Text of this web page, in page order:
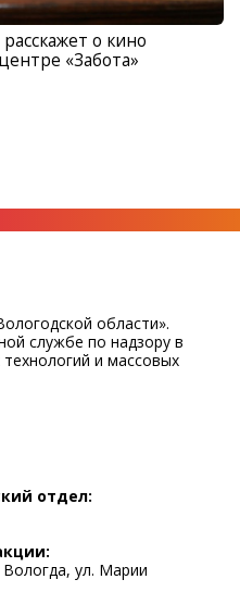
о кино
«Забота»
области».
службе по надзору в
и массовых
решения о
аналитический центр
Вологодская обл., г.
Елена Григорьевна
персональных данных
отдел:
Вологда, ул. Марии